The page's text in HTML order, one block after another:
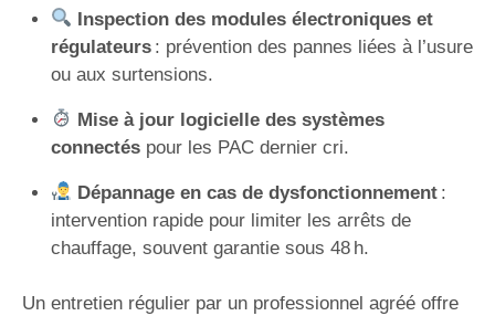
Inspection des modules électroniques et
régulateurs: prévention des pannes liées à l’usure
ou aux surtensions.
Mise à jour logicielle des systèmes
connectéspour les PAC dernier cri.
Dépannage en cas de dysfonctionnement:
intervention rapide pour limiter les arrêts de
chauffage, souvent garantie sous 48 h.
Un entretien régulier par un professionnel agréé offre